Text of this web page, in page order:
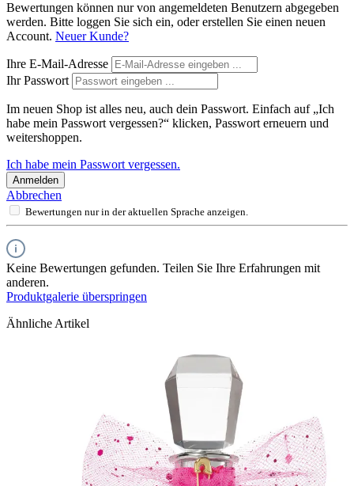
Bewertungen können nur von angemeldeten Benutzern abgegeben
werden. Bitte loggen Sie sich ein, oder erstellen Sie einen neuen
Account. Neuer Kunde?
Ihre E-Mail-Adresse
Ihr Passwort
Im neuen Shop ist alles neu, auch dein Passwort. Einfach auf „Ich
habe mein Passwort vergessen?“ klicken, Passwort erneuern und
weitershoppen.
Ich habe mein Passwort vergessen.
Anmelden
Abbrechen
Bewertungen nur in der aktuellen Sprache anzeigen.
Keine Bewertungen gefunden. Teilen Sie Ihre Erfahrungen mit
anderen.
Produktgalerie überspringen
Ähnliche Artikel